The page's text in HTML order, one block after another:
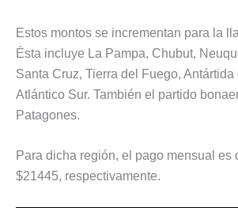
Estos montos se incrementan para la
Ésta incluye La Pampa, Chubut,
Santa Cruz, Tierra del Fuego, Antártida
Atlántico Sur. También el partido
Patagones.
Para dicha región, el pago mensual es
$21445, respectivamente.